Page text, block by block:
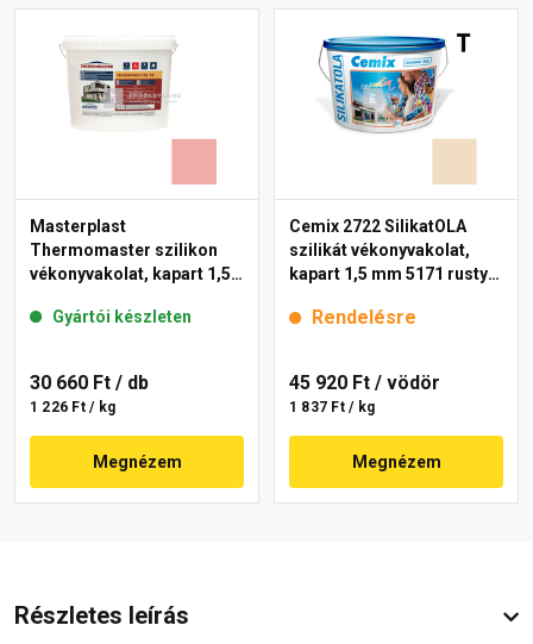
Masterplast
Thermomaster szilikon
vékonyvakolat, kapart 1,5
Gyártói készleten
30 660 Ft / db
1 226 Ft / kg
Megnézem
Cemix 2722 SilikatOLA
szilikát vékonyvakolat,
kapart 1,5 mm 5171 rusty
Rendelésre
45 920 Ft / vödör
1 837 Ft / kg
Megnézem
Részletes leírás